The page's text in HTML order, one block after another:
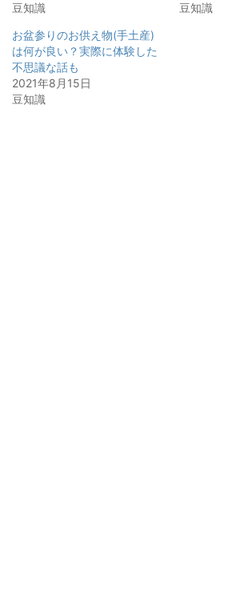
豆知識
豆知識
お盆参りのお供え物(手土産)
は何が良い？実際に体験した
不思議な話も
2021年8月15日
豆知識